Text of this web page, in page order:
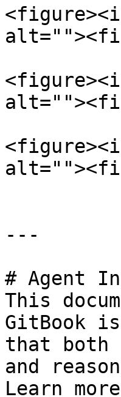
---
# Agent
This
GitBook
that both
and
Learn